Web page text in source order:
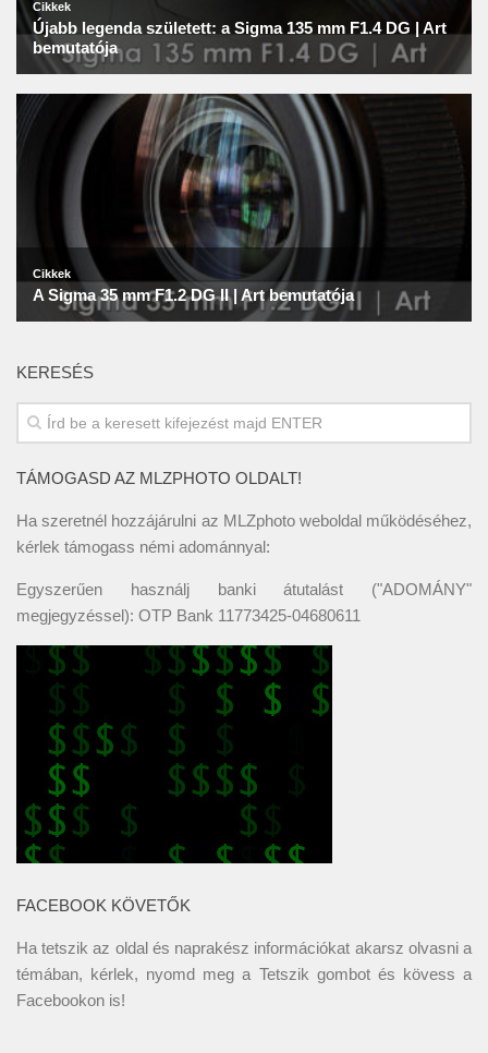
KERESÉS
TÁMOGASD AZ MLZPHOTO OLDALT!
Ha szeretnél hozzájárulni az MLZphoto weboldal működéséhez,
kérlek támogass némi adománnyal:
Egyszerűen használj banki átutalást ("ADOMÁNY"
megjegyzéssel): OTP Bank 11773425-04680611
FACEBOOK KÖVETŐK
Ha tetszik az oldal és naprakész információkat akarsz olvasni a
témában, kérlek, nyomd meg a Tetszik gombot és kövess a
Facebookon is!